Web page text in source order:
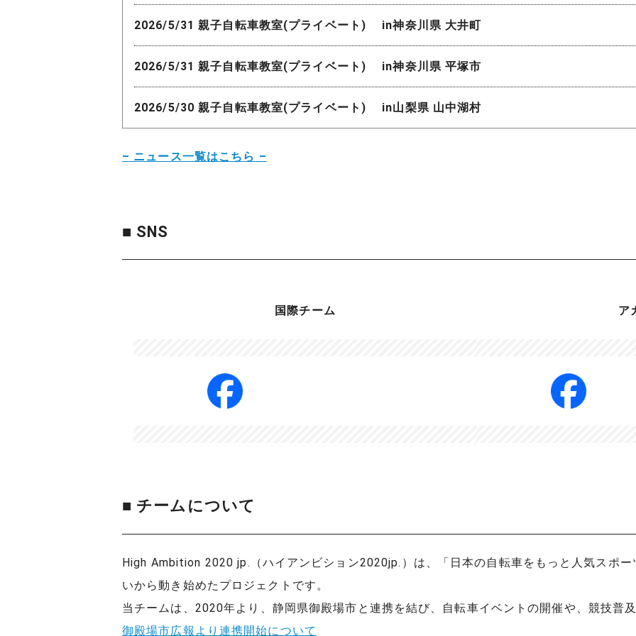
2026/5/31 親子自転車教室(プライベート) in神奈川県 大井町
2026/5/31 親子自転車教室(プライベート) in神奈川県 平塚市
2026/5/30 親子自転車教室(プライベート) in山梨県 山中湖村
– ニュース一覧はこちら –
■ SNS
国際チーム ア
■ チームについて
High Ambition 2020 jp.（ハイアンビション2020jp.）は、「日本の自転車をもっと人気スポ
いから動き始めたプロジェクトです。
当チームは、2020年より、静岡県御殿場市と連携を結び、自転車イベントの開催や、競技普
御殿場市広報より連携開始について